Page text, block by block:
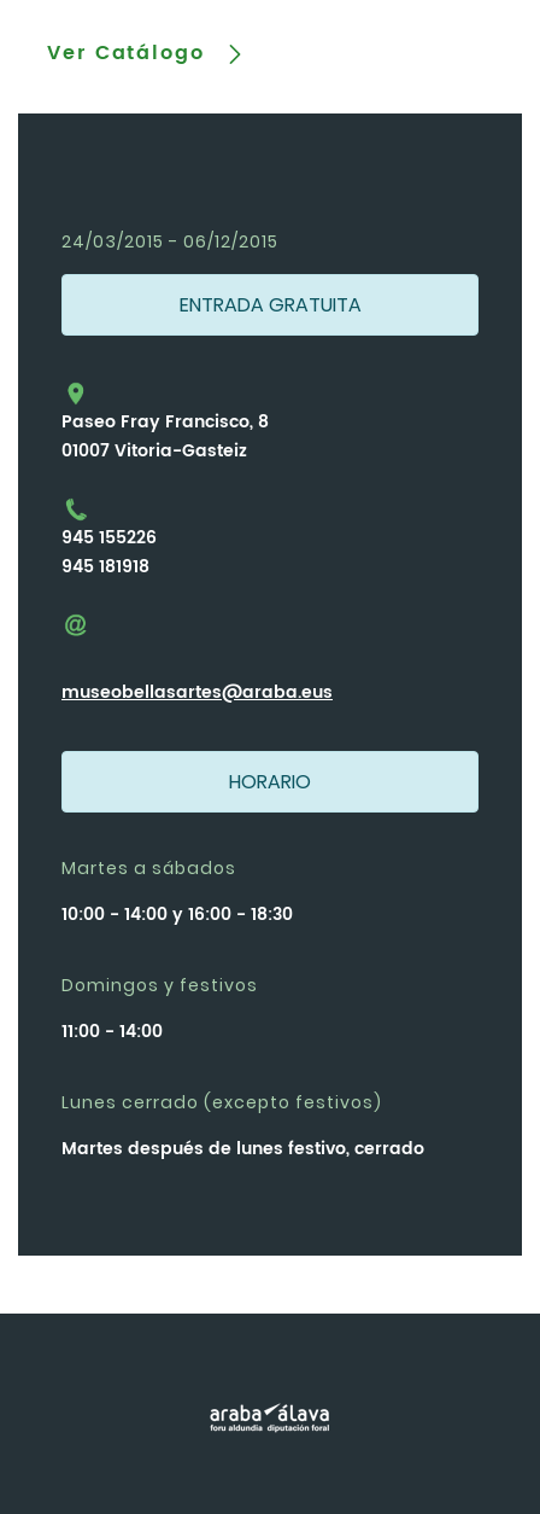
Ver Catálogo
24/03/2015 - 06/12/2015
ENTRADA GRATUITA
Paseo Fray Francisco, 8
01007 Vitoria-Gasteiz
945 155226
945 181918
museobellasartes@araba.eus
HORARIO
Martes a sábados
10:00 - 14:00 y 16:00 - 18:30
Domingos y festivos
11:00 - 14:00
Lunes cerrado (excepto festivos)
Martes después de lunes festivo, cerrado